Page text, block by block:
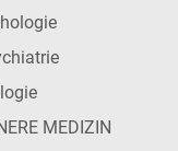
MEDIZIN